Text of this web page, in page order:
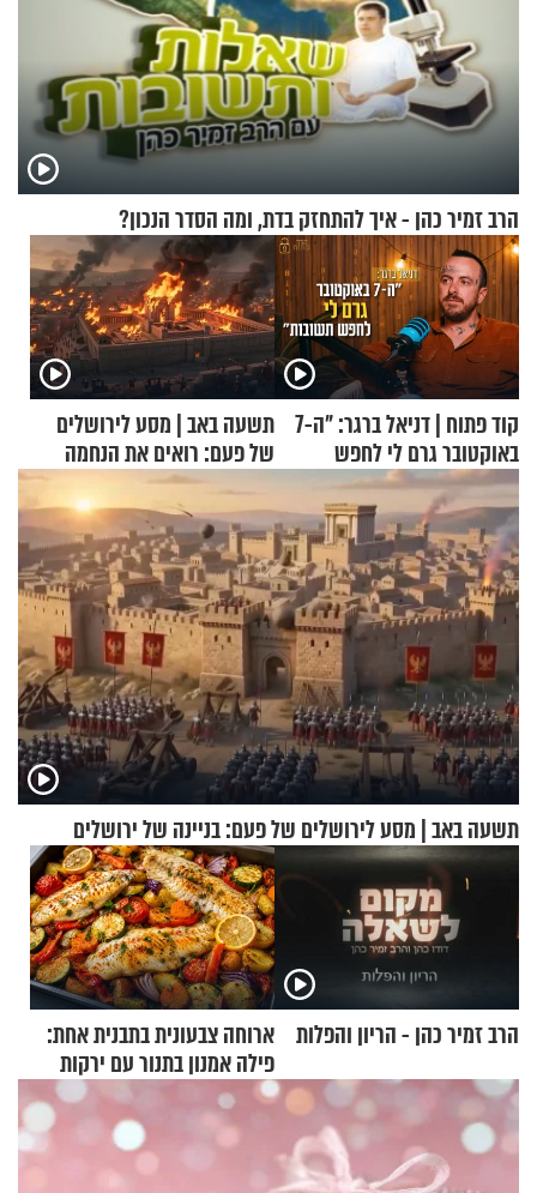
הרב זמיר כהן - איך להתחזק בדת, ומה הסדר הנכון?
קוד פתוח | דניאל ברגר: "ה-7
באוקטובר גרם לי לחפש
תשובות"
תשעה באב | מסע לירושלים
של פעם: רואים את הנחמה
תשעה באב | מסע לירושלים של פעם: בניינה של ירושלים
הרב זמיר כהן - הריון והפלות
ארוחה צבעונית בתבנית אחת:
פילה אמנון בתנור עם ירקות